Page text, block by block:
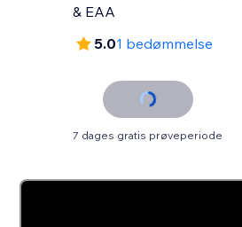
& EAA
5.01 bedømmelse
7 dages gratis prøveperiode